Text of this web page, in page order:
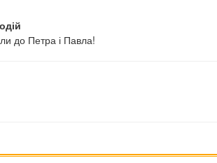
до Петра і Павла!